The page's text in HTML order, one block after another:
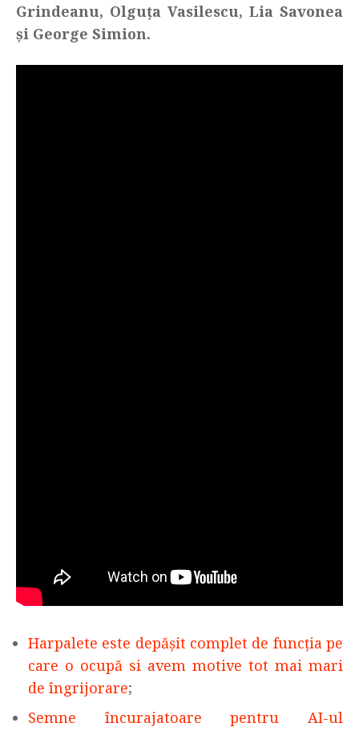
Grindeanu, Olguța Vasilescu, Lia Savonea
și George Simion.
Harpalete este depășit complet de funcția pe
care o ocupă si avem motive tot mai mari
de îngrijorare;
Semne încurajatoare pentru AI-ul